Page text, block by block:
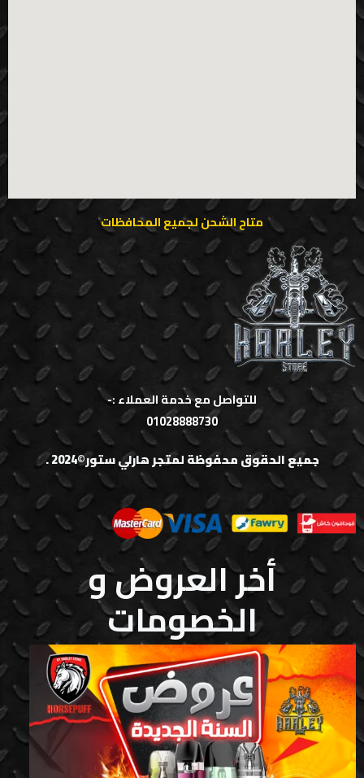
متاح الشحن لجميع المحافظات
للتواصل مع خدمة العملاء :-
01028888730
جميع الحقوق محفوظة لمتجر هارلي ستور©2024 .
أخر العروض و
الخصومات